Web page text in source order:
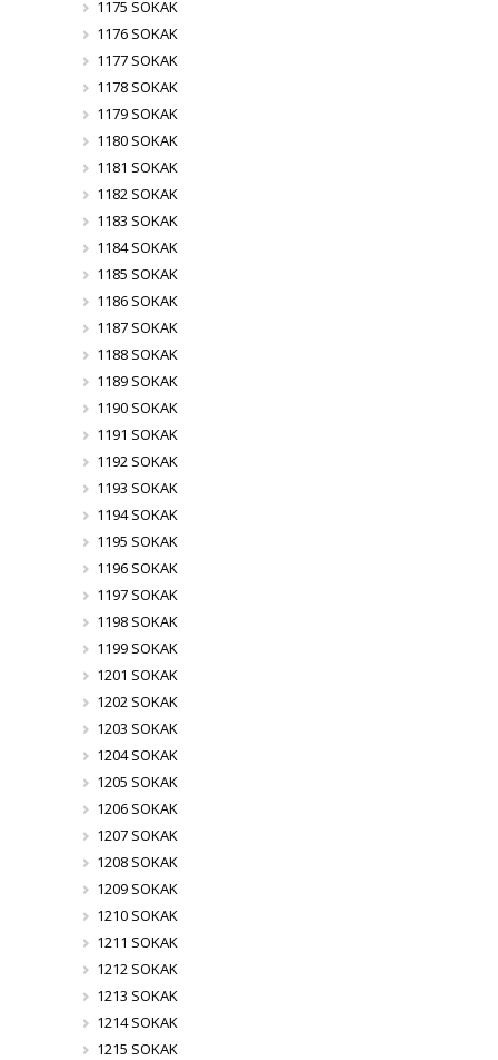
1175 SOKAK
1176 SOKAK
1177 SOKAK
1178 SOKAK
1179 SOKAK
1180 SOKAK
1181 SOKAK
1182 SOKAK
1183 SOKAK
1184 SOKAK
1185 SOKAK
1186 SOKAK
1187 SOKAK
1188 SOKAK
1189 SOKAK
1190 SOKAK
1191 SOKAK
1192 SOKAK
1193 SOKAK
1194 SOKAK
1195 SOKAK
1196 SOKAK
1197 SOKAK
1198 SOKAK
1199 SOKAK
1201 SOKAK
1202 SOKAK
1203 SOKAK
1204 SOKAK
1205 SOKAK
1206 SOKAK
1207 SOKAK
1208 SOKAK
1209 SOKAK
1210 SOKAK
1211 SOKAK
1212 SOKAK
1213 SOKAK
1214 SOKAK
1215 SOKAK